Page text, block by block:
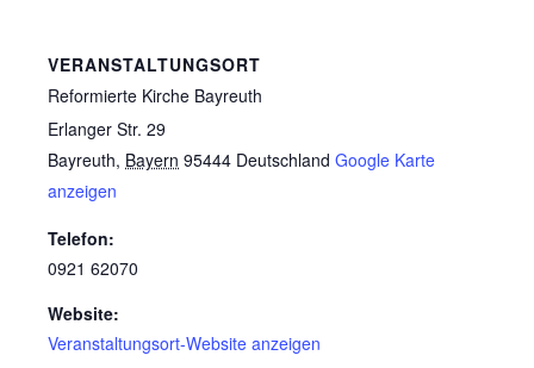
VERANSTALTUNGSORT
Reformierte Kirche Bayreuth
Erlanger Str. 29
Bayreuth, Bayern 95444 Deutschland Google Karte
anzeigen
Telefon:
0921 62070
Website:
Veranstaltungsort-Website anzeigen